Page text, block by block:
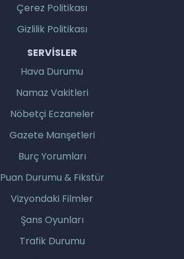
Çerez Politikası
Gizlilik Politikası
SERVISLER
Hava Durumu
Namaz Vakitleri
Nöbetçi Eczaneler
Gazete Manşetleri
Burç Yorumları
Puan Durumu & Fikstür
Vizyondaki Filmler
Şans Oyunları
Trafik Durumu